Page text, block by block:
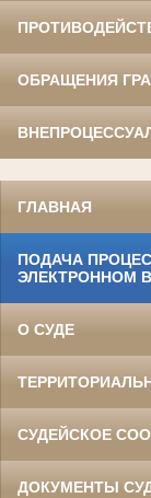
ОБРАЩЕНИЯ
ГЛАВНАЯ
ПОДАЧА
ЭЛЕКТРОННОМ
О СУДЕ
СУДЕЙСКОЕ
ДОКУМЕНТЫ